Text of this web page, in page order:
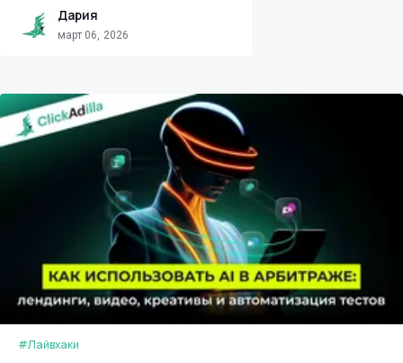
Дария
март 06, 2026
#Лайвхаки